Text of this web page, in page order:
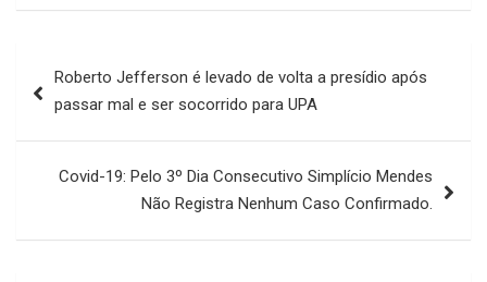
de
Roberto Jefferson é levado de volta a presídio após
passar mal e ser socorrido para UPA
Covid-19: Pelo 3º Dia Consecutivo Simplício Mendes
Não Registra Nenhum Caso Confirmado.